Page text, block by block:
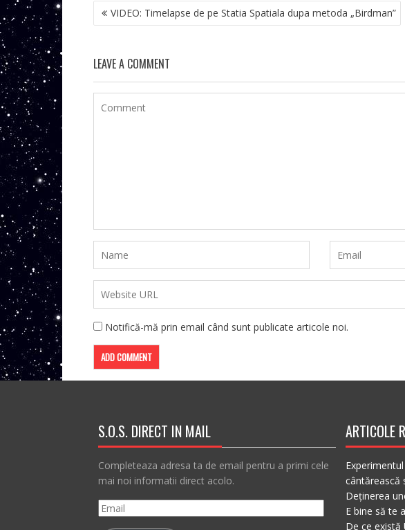
NAVIGARE
ÎN VIDEO: Timelapse de pe Statia Spatiala dupa metoda „Birdman”
LEAVE A COMMENT
Notifică-mă prin email când sunt publicate articole noi.
S.O.S. DIRECT IN MAIL
Completeaza adresa ta de email pentru a primi cele
mai noi informatii direct acolo.
Email
ARTICOLE
cântărească
Deținerea
E bine să te
De ce există